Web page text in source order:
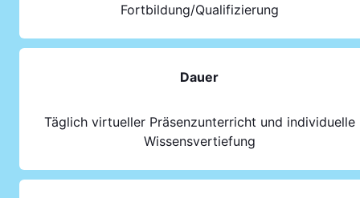
Fortbildung/Qualifizierung
Dauer
Täglich virtueller Präsenzunterricht und individuelle
Wissensvertiefung